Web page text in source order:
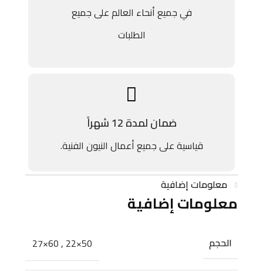
في جميع أنحاء العالم على جميع
الطلبات
ضمان لمدة 12 شهراً
قياسية على جميع أعمال النيون الفنية.
معلومات إضافية
معلومات إضافية
الحجم 50×22
,
60×27